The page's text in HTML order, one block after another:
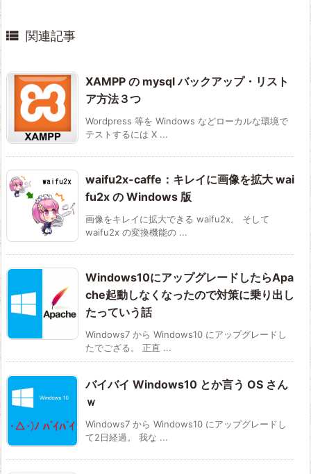
 関連記事
XAMPP の mysql バックアップ・リスト
ア方法３つ
Wordpress 等を Windows などローカルな環境で
テストするには X ...
waifu2x-caffe：キレイに画像を拡大 wai
fu2x の Windows 版
画像をキレイに拡大できる waifu2x。 そして
waifu2x の変換機能の ...
Windows10にアップグレードしたらApa
che起動しなくなったので対策に乗り出し
たっていう話
Windows7 から Windows10 にアップグレードし
たでござる。 正直 ...
バイバイ Windows10 とか言う OS さん
ｗ
Windows7 から Windows10 にアップグレードし
て2日経過。 我な ...